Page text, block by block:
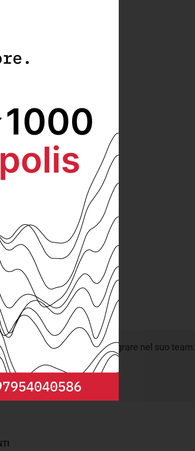
Cloud Engineer da integrare nel suo team.
infrastrutture e piattaforme dati.